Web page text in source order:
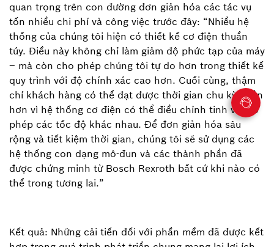
quan trọng trên con đường đơn giản hóa các tác vụ
tốn nhiều chi phí và công việc trước đây: “Nhiều hệ
thống của chúng tôi hiện có thiết kế cơ điện thuần
túy. Điều này không chỉ làm giảm độ phức tạp của máy
– mà còn cho phép chúng tôi tự do hơn trong thiết kế
quy trình với độ chính xác cao hơn. Cuối cùng, thậm
chí khách hàng có thể đạt được thời gian chu kỳ ngắn
hơn vì hệ thống cơ điện có thể điều chỉnh tinh vi cho
phép các tốc độ khác nhau. Để đơn giản hóa sâu
rộng và tiết kiệm thời gian, chúng tôi sẽ sử dụng các
hệ thống con dạng mô-đun và các thành phần đã
được chứng minh từ Bosch Rexroth bất cứ khi nào có
thể trong tương lai.”
Kết quả: Những cải tiến đối với phần mềm đã được kết